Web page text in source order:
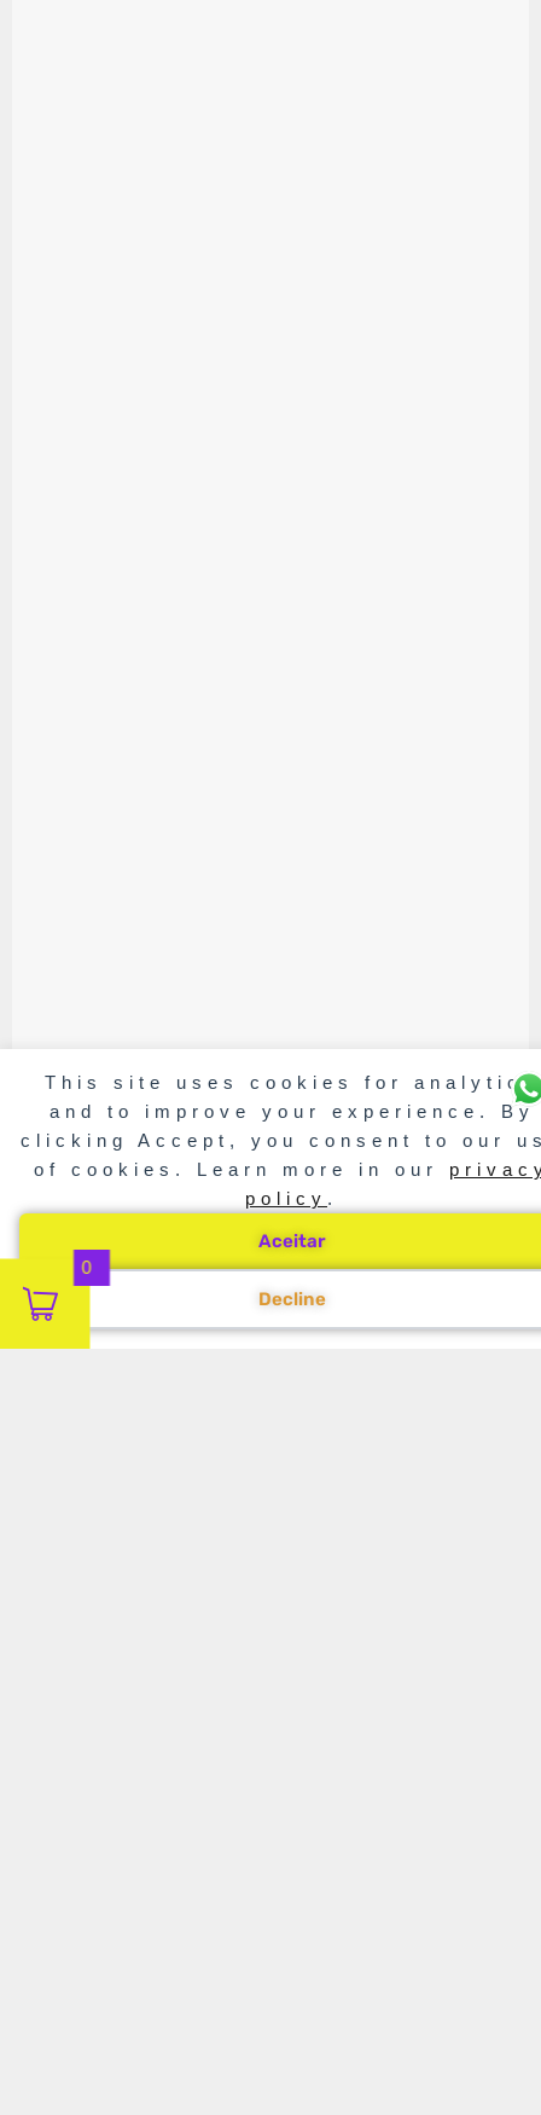
This site uses cookies for analytics
and to improve your experience. By
clicking Accept, you consent to our
of cookies. Learn more in our
policy .
Aceitar
Decline
0